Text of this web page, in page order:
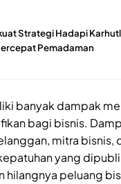
Strategi Hadapi
Pemadaman
banyak dampak
bagi bisnis.
mitra bisnis,
yang
hilangnya peluang